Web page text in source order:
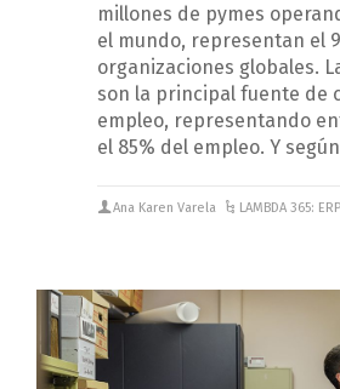
millones de pymes
el mundo, representan el
organizaciones globales.
son la principal fuente de
empleo, representando
el 85% del empleo. Y
Ana Karen Varela LAMBDA 365: